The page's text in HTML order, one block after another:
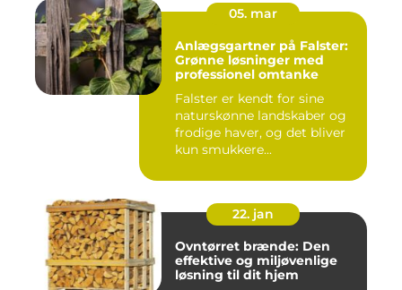
05. mar
Anlægsgartner på Falster:
Grønne løsninger med
professionel omtanke
Falster er kendt for sine
naturskønne landskaber og
frodige haver, og det bliver
kun smukkere...
22. jan
Ovntørret brænde: Den
effektive og miljøvenlige
løsning til dit hjem